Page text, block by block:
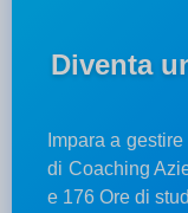
Diventa
Impara a
di Coaching
e 176 Ore di